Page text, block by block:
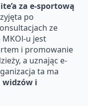
za e-sportową
po
ze
MKOl-u jest
i promowanie
a uznając e-
ta ma
widzów i